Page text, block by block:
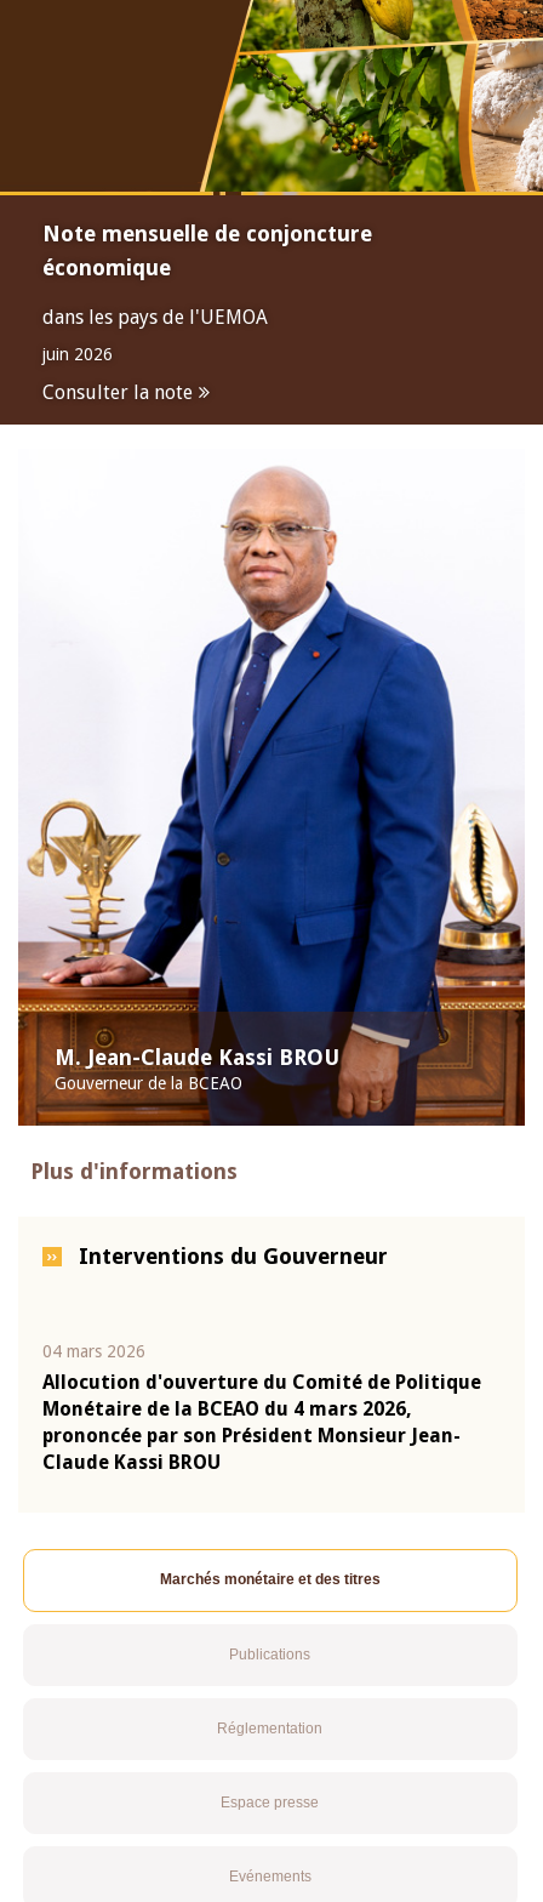
Note mensuelle de conjoncture
économique
dans les pays de l'UEMOA
juin 2026
Consulter la note
M. Jean-Claude Kassi BROU
Gouverneur de la BCEAO
Plus d'informations
Interventions du Gouverneur
04 mars 2026
Allocution d'ouverture du Comité de Politique
Monétaire de la BCEAO du 4 mars 2026,
prononcée par son Président Monsieur Jean-
Claude Kassi BROU
Marchés monétaire et des titres
Publications
Réglementation
Espace presse
Evénements